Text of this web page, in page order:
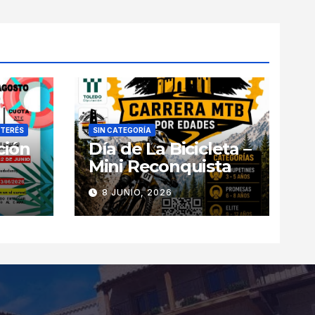
SIN CATEGORÍA
Día de La Bicicleta –
Mini Reconquista
8 JUNIO, 2026